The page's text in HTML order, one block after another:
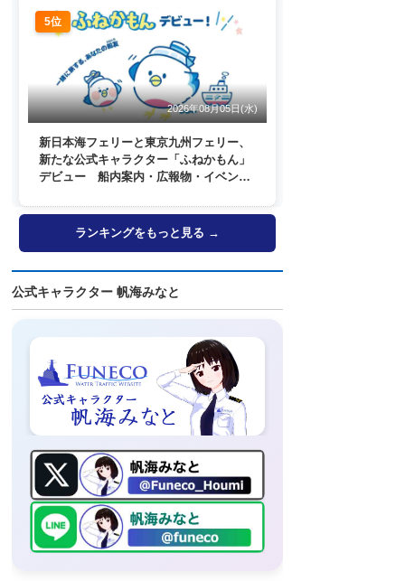
5位
2026年08月05日(水)
新日本海フェリーと東京九州フェリー、
新たな公式キャラクター「ふねかもん」
デビュー 船内案内・広報物・イベン
ランキングをもっと見る →
公式キャラクター 帆海みなと